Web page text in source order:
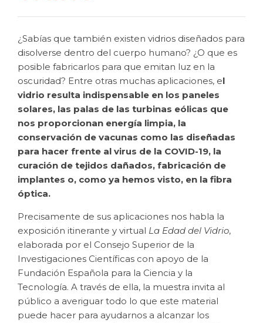
¿Sabías que también existen vidrios diseñados para
disolverse dentro del cuerpo humano? ¿O que es
posible fabricarlos para que emitan luz en la
oscuridad? Entre otras muchas aplicaciones, el
vidrio resulta indispensable en los paneles
solares, las palas de las turbinas eólicas que
nos proporcionan energía limpia, la
conservación de vacunas como las diseñadas
para hacer frente al virus de la COVID-19, la
curación de tejidos dañados, fabricación de
implantes o, como ya hemos visto, en la fibra
óptica.
Precisamente de sus aplicaciones nos habla la
exposición itinerante y virtual La Edad del Vidrio,
elaborada por el Consejo Superior de la
Investigaciones Científicas con apoyo de la
Fundación Española para la Ciencia y la
Tecnología. A través de ella, la muestra invita al
público a averiguar todo lo que este material
puede hacer para ayudarnos a alcanzar los